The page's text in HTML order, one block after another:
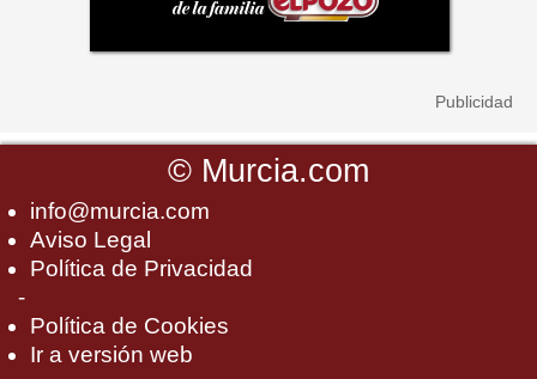
© Murcia.com
info@murcia.com
Aviso Legal
Política de Privacidad
-
Política de Cookies
Ir a versión web